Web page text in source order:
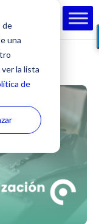
de
una
la lista
de